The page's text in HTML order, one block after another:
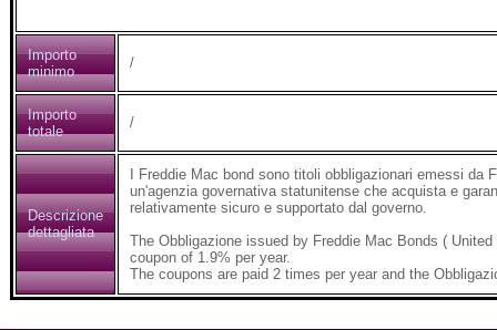
Importo
minimo
/
Importo
totale
/
Descrizione
dettagliata
I Freddie Mac bond sono titoli obbligazionari emessi da
un'agenzia governativa statunitense che acquista e
relativamente sicuro e supportato dal governo.
The Obbligazione issued by Freddie Mac Bonds (
coupon of 1.9% per year.
The coupons are paid 2 times per year and the